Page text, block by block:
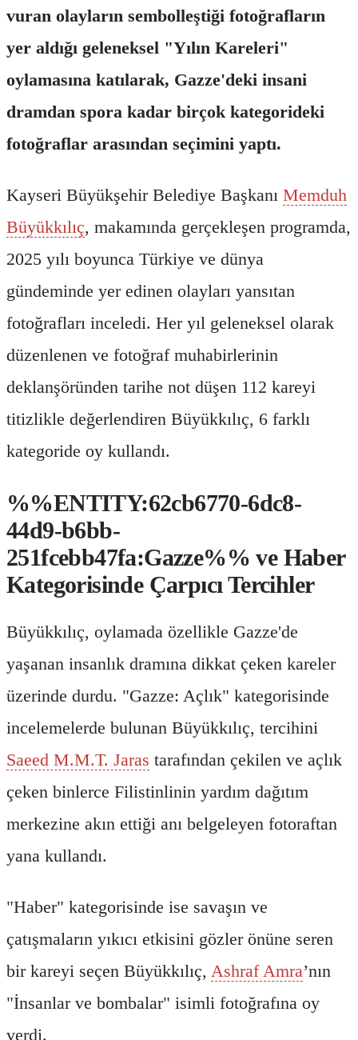
vuran olayların sembolleştiği fotoğrafların
yer aldığı geleneksel "Yılın Kareleri"
oylamasına katılarak, Gazze'deki insani
dramdan spora kadar birçok kategorideki
fotoğraflar arasından seçimini yaptı.
Kayseri Büyükşehir Belediye Başkanı Memduh
Büyükkılıç, makamında gerçekleşen programda,
2025 yılı boyunca Türkiye ve dünya
gündeminde yer edinen olayları yansıtan
fotoğrafları inceledi. Her yıl geleneksel olarak
düzenlenen ve fotoğraf muhabirlerinin
deklanşöründen tarihe not düşen 112 kareyi
titizlikle değerlendiren Büyükkılıç, 6 farklı
kategoride oy kullandı.
%%ENTITY:62cb6770-6dc8-
44d9-b6bb-
251fcebb47fa:Gazze%% ve Haber
Kategorisinde Çarpıcı Tercihler
Büyükkılıç, oylamada özellikle Gazze'de
yaşanan insanlık dramına dikkat çeken kareler
üzerinde durdu. "Gazze: Açlık" kategorisinde
incelemelerde bulunan Büyükkılıç, tercihini
Saeed M.M.T. Jaras tarafından çekilen ve açlık
çeken binlerce Filistinlinin yardım dağıtım
merkezine akın ettiği anı belgeleyen fotoraftan
yana kullandı.
"Haber" kategorisinde ise savaşın ve
çatışmaların yıkıcı etkisini gözler önüne seren
bir kareyi seçen Büyükkılıç, Ashraf Amra’nın
"İnsanlar ve bombalar" isimli fotoğrafına oy
verdi.